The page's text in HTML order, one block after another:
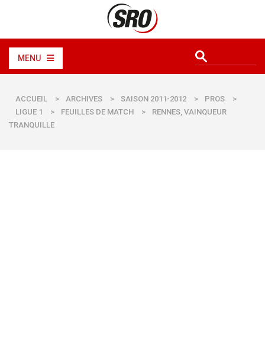
MENU
ACCUEIL > ARCHIVES > SAISON 2011-2012 > PROS
>
LIGUE 1
> FEUILLES DE MATCH >
RENNES, VAINQUEUR
TRANQUILLE